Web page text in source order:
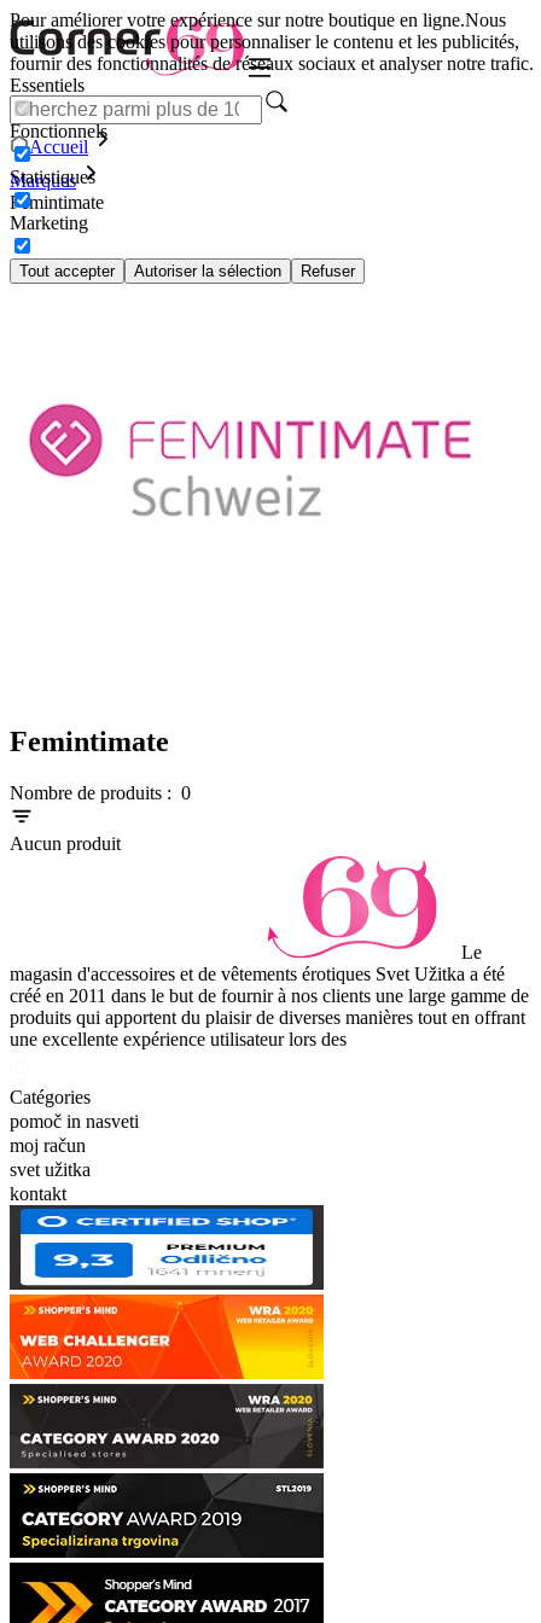
Pour améliorer votre expérience sur notre boutique en ligne.Nous
utilisons des cookies pour personnaliser le contenu et les publicités,
fournir des fonctionnalités de réseaux sociaux et analyser notre trafic.
Essentiels
Fonctionnels
Statistiques
Marketing
Tout accepter Autoriser la sélection Refuser
Accueil
Marques
Femintimate
Femintimate
Nombre de produits : 0
Aucun produit
Le
magasin d'accessoires et de vêtements érotiques Svet Užitka a été
créé en 2011 dans le but de fournir à nos clients une large gamme de
produits qui apportent du plaisir de diverses manières tout en offrant
une excellente expérience utilisateur lors des
Catégories
pomoč in nasveti
moj račun
svet užitka
kontakt